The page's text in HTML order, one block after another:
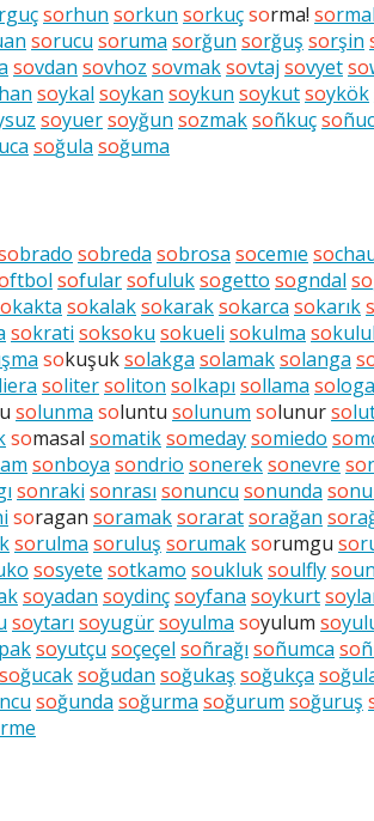
rguçsorhun sorkun sorkuçsorma! so
sorucu soruma sorğun sorğuş sorşin
sovdan sovhoz sovmaksovtaj sovyetso
soykal soykan soykun soykutsoykök
soyuersoyğun sozmaksoñkuçso
soğula soğuma
brado sobreda sobrosa socemıe so
ftbol sofularsofuluksogetto sogndal so
kakta sokalaksokaraksokarca sokarık
sokrati soksoku sokueli sokulma so
sokuşuksolakga solamaksolanga
liera solitersoliton solkapı sollama so
solunma soluntu solunum solunurso
somasal somatiksomedaysomiedo so
sonboya sondrio sonereksonevre so
sonraki sonrası sonuncu sonunda so
soragan soramaksoraratsorağan so
sorulma soruluş sorumaksorumgu so
sosyete sotkamo soukluksoulflyso
soyadan soydinçsoyfana soykurtso
soytarı soyugürsoyulma soyulum so
soyutçu soçeçel soñrağı soñumca so
soğucaksoğudan soğukaş soğukça so
soğunda soğurma soğurum soğuruş